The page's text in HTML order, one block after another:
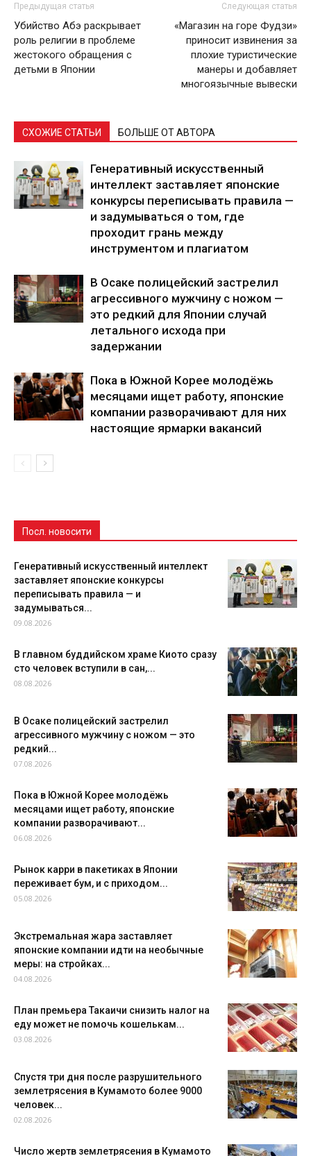
Предыдущая статья
Убийство Абэ раскрывает
роль религии в проблеме
жестокого обращения с
детьми в Японии
Следующая статья
«Магазин на горе Фудзи»
приносит извинения за
плохие туристические
манеры и добавляет
многоязычные вывески
СХОЖИЕ СТАТЬИ БОЛЬШЕ ОТ АВТОРА
Генеративный искусственный
интеллект заставляет японские
конкурсы переписывать правила —
и задумываться о том, где
проходит грань между
инструментом и плагиатом
В Осаке полицейский застрелил
агрессивного мужчину с ножом —
это редкий для Японии случай
летального исхода при
задержании
Пока в Южной Корее молодёжь
месяцами ищет работу, японские
компании разворачивают для них
настоящие ярмарки вакансий
Посл. новосити
Генеративный искусственный интеллект
заставляет японские конкурсы
переписывать правила — и
задумываться...
09.08.2026
В главном буддийском храме Киото сразу
сто человек вступили в сан,...
08.08.2026
В Осаке полицейский застрелил
агрессивного мужчину с ножом — это
редкий...
07.08.2026
Пока в Южной Корее молодёжь
месяцами ищет работу, японские
компании разворачивают...
06.08.2026
Рынок карри в пакетиках в Японии
переживает бум, и с приходом...
05.08.2026
Экстремальная жара заставляет
японские компании идти на необычные
меры: на стройках...
04.08.2026
План премьера Такаичи снизить налог на
еду может не помочь кошелькам...
03.08.2026
Спустя три дня после разрушительного
землетрясения в Кумамото более 9000
человек...
02.08.2026
Число жертв землетрясения в Кумамото